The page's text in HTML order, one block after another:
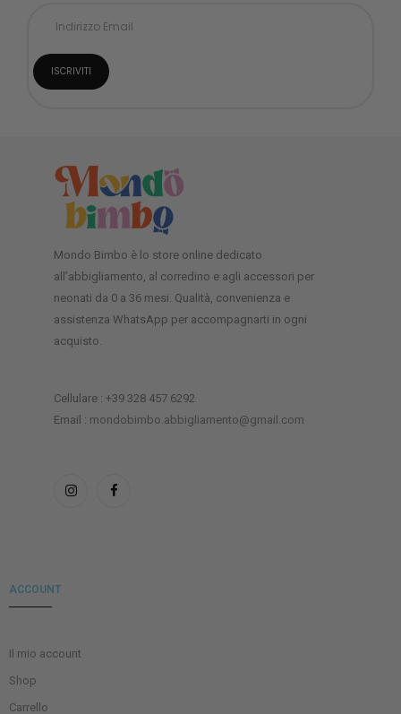
Mondo Bimbo è lo store online dedicato
all’abbigliamento, al corredino e agli accessori per
neonati da 0 a 36 mesi. Qualità, convenienza e
assistenza WhatsApp per accompagnarti in ogni
acquisto.
Cellulare : +39 328 457 6292
Email : mondobimbo.abbigliamento@gmail.com
ACCOUNT
Il mio account
Shop
Carrello